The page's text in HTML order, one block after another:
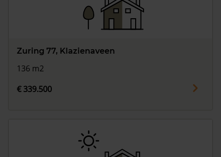
Zuring 77, Klazienaveen
136 m2
€ 339.500